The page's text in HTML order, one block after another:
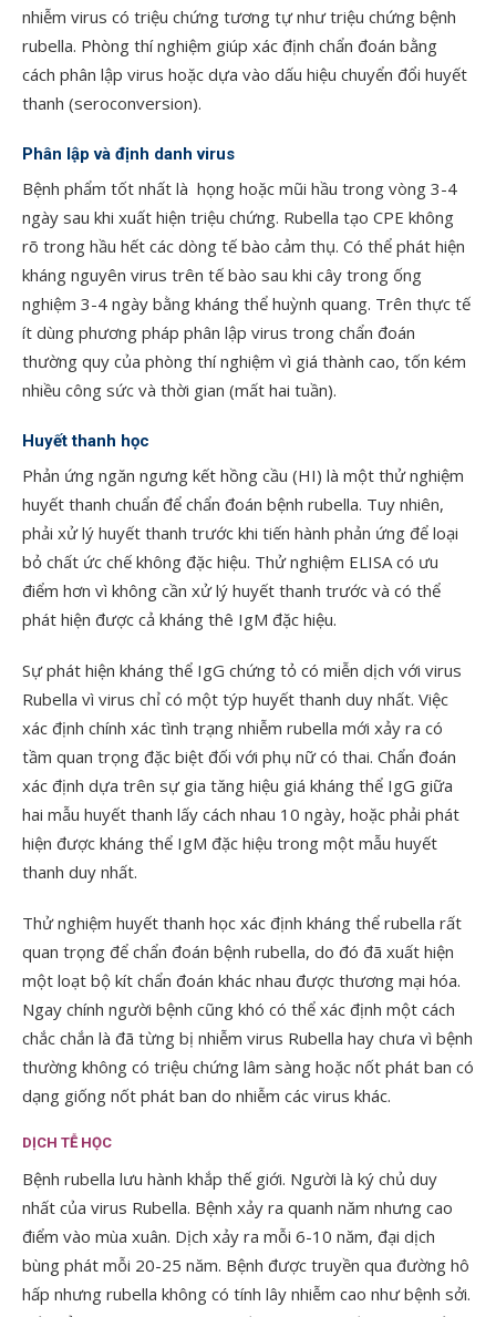
nhiễm virus có triệu chứng tương tự như triệu chứng bệnh
rubella. Phòng thí nghiệm giúp xác định chẩn đoán bằng
cách phân lập virus hoặc dựa vào dấu hiệu chuyển đổi huyết
thanh (seroconversion).
Phân lập và định danh virus
Bệnh phẩm tốt nhất là họng hoặc mũi hầu trong vòng 3-4
ngày sau khi xuất hiện triệu chứng. Rubella tạo CPE không
rõ trong hầu hết các dòng tế bào cảm thụ. Có thể phát hiện
kháng nguyên virus trên tế bào sau khi cây trong ống
nghiệm 3-4 ngày bằng kháng thể huỳnh quang. Trên thực tế
ít dùng phương pháp phân lập virus trong chẩn đoán
thường quy của phòng thí nghiệm vì giá thành cao, tốn kém
nhiều công sức và thời gian (mất hai tuần).
Huyết thanh học
Phản ứng ngăn ngưng kết hồng cầu (HI) là một thử nghiệm
huyết thanh chuẩn để chẩn đoán bệnh rubella. Tuy nhiên,
phải xử lý huyết thanh trước khi tiến hành phản ứng để loại
bỏ chất ức chế không đặc hiệu. Thử nghiệm ELISA có ưu
điểm hơn vì không cần xử lý huyết thanh trước và có thể
phát hiện được cả kháng thê IgM đặc hiệu.
Sự phát hiện kháng thể IgG chứng tỏ có miễn dịch với virus
Rubella vì virus chỉ có một týp huyết thanh duy nhất. Việc
xác định chính xác tình trạng nhiễm rubella mới xảy ra có
tầm quan trọng đặc biệt đối với phụ nữ có thai. Chẩn đoán
xác định dựa trên sự gia tăng hiệu giá kháng thể IgG giữa
hai mẫu huyết thanh lấy cách nhau 10 ngày, hoặc phải phát
hiện được kháng thể IgM đặc hiệu trong một mẫu huyết
thanh duy nhất.
Thử nghiệm huyết thanh học xác định kháng thể rubella rất
quan trọng để chẩn đoán bệnh rubella, do đó đã xuất hiện
một loạt bộ kít chẩn đoán khác nhau được thương mại hóa.
Ngay chính người bệnh cũng khó có thể xác định một cách
chắc chắn là đã từng bị nhiễm virus Rubella hay chưa vì bệnh
thường không có triệu chứng lâm sàng hoặc nốt phát ban có
dạng giống nốt phát ban do nhiễm các virus khác.
DỊCH TỄ HỌC
Bệnh rubella lưu hành khắp thế giới. Người là ký chủ duy
nhất của virus Rubella. Bệnh xảy ra quanh năm nhưng cao
điểm vào mùa xuân. Dịch xảy ra mỗi 6-10 năm, đại dịch
bùng phát mỗi 20-25 năm. Bệnh được truyền qua đường hô
hấp nhưng rubella không có tính lây nhiễm cao như bệnh sởi.